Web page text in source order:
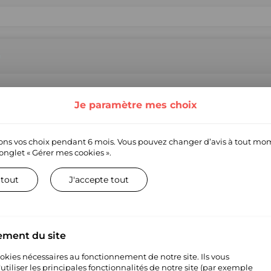
Nous proposons une large gamme de produits et de marques de
entreprise technologique permettant aux détaillants officiels et
agissons en tant que marchand officiel et gérons le service
Si vous êtes une marque et souhaitez comprendre notre
si vous avez toute autre question concernant votre marque,
Je paramètre mes choix
vos choix pendant 6 mois. Vous pouvez changer d’avis à tout
« Gérer mes cookies ».
tout J'accepte tout
du site
nécessaires au fonctionnement de notre site. Ils vous
les principales fonctionnalités de notre site (par exemple